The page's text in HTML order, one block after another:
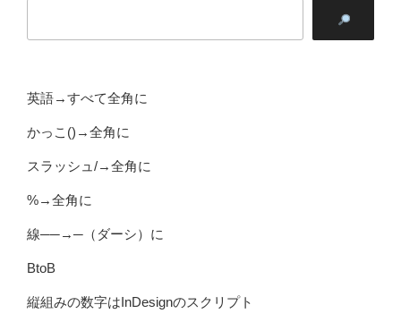
英語→すべて全角に
かっこ()→全角に
スラッシュ/→全角に
%→全角に
線──→─（ダーシ）に
BtoB
縦組みの数字はInDesignのスクリプト